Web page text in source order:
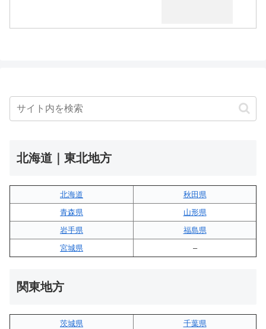
北海道｜東北地方
北海道
秋田県
青森県
山形県
岩手県
福島県
宮城県
–
関東地方
茨城県
千葉県